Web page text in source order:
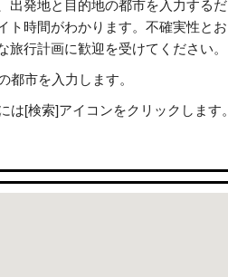
出発地と目的地の都市を入力するだ
ト時間がわかります。不確実性とお
旅行計画に歓迎を受けてください。
都市を入力します。
は[検索]アイコンをクリックします。